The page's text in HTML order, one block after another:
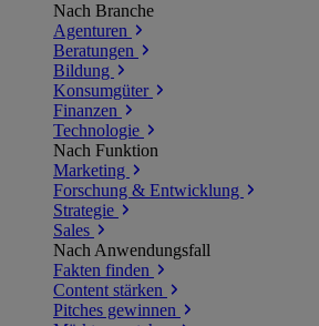
Nach Branche
Agenturen
Beratungen
Bildung
Konsumgüter
Finanzen
Technologie
Nach Funktion
Marketing
Forschung & Entwicklung
Strategie
Sales
Nach Anwendungsfall
Fakten finden
Content stärken
Pitches gewinnen